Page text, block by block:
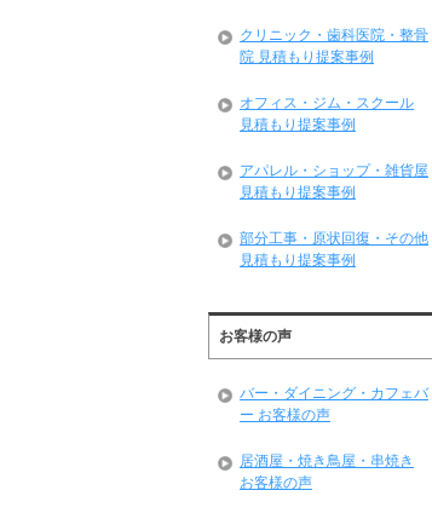
クリニック・歯科医院・整骨
院 見積もり提案事例
オフィス・ジム・スクール
見積もり提案事例
アパレル・ショップ・雑貨屋
見積もり提案事例
部分工事・原状回復・その他
見積もり提案事例
お客様の声
バー・ダイニング・カフェバ
ー お客様の声
居酒屋・焼き鳥屋・串焼き
お客様の声